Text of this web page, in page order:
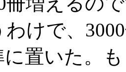
けで、
置いた。